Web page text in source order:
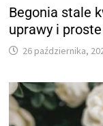
Begonia stale
uprawy i
26 października,